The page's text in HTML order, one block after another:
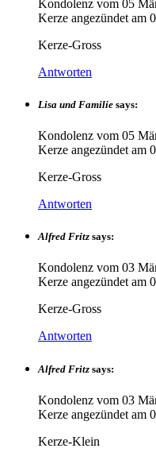
Kondolenz vom 05
Kerze angezündet am
Kerze-Gross
Antworten
Lisa und Familie says:
Kondolenz vom 05
Kerze angezündet am
Kerze-Gross
Antworten
Alfred Fritz says:
Kondolenz vom 03
Kerze angezündet am
Kerze-Gross
Antworten
Alfred Fritz says:
Kondolenz vom 03
Kerze angezündet am
Kerze-Klein